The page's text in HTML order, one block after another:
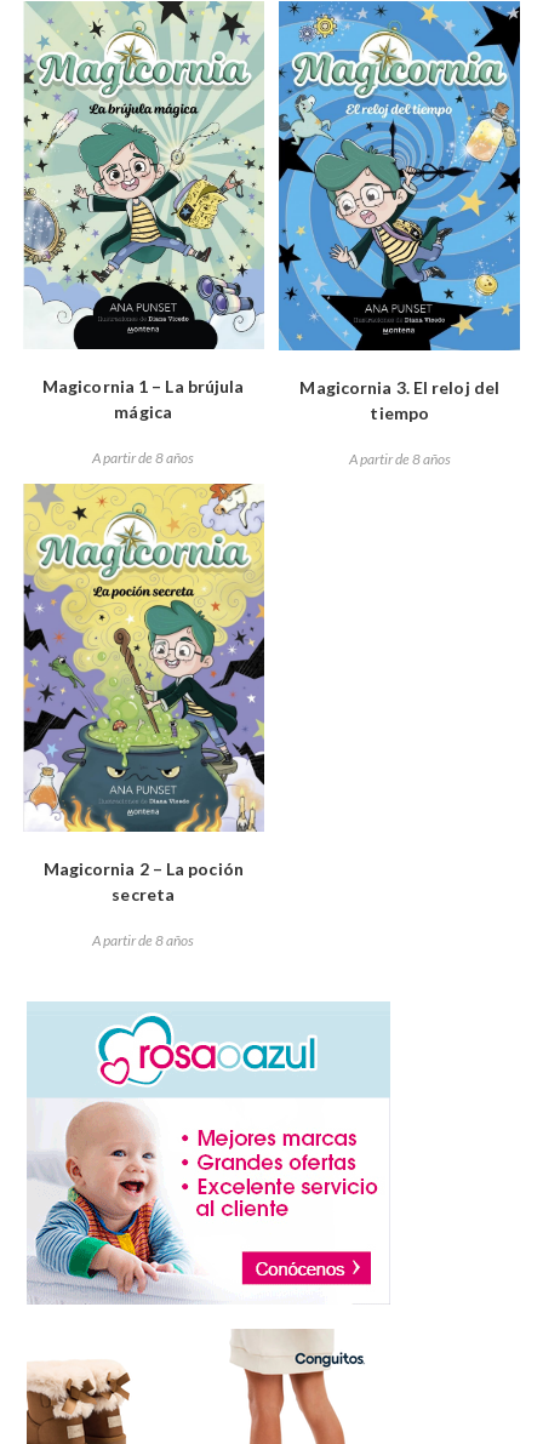
Magicornia 1 – La brújula
mágica
A partir de 8 años
Magicornia 3. El reloj del
tiempo
A partir de 8 años
Magicornia 2 – La poción
secreta
A partir de 8 años